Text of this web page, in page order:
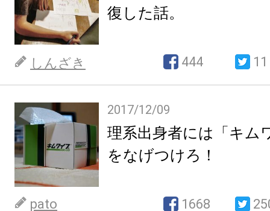
復した話。
しんざき 444 11
2017/12/09
理系出身者には「キム
をなげつけろ！
pato 1668